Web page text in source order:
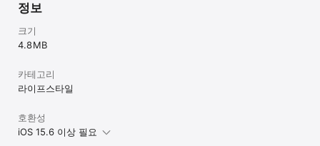
정보
크기
4.8 MB
카테고리
라이프스타일
호환성
iOS 15.6 이상 필요